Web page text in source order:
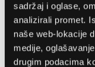
sadržaj i oglase,
analizirali promet.
naše web-lokacije
medije,
drugim podacima